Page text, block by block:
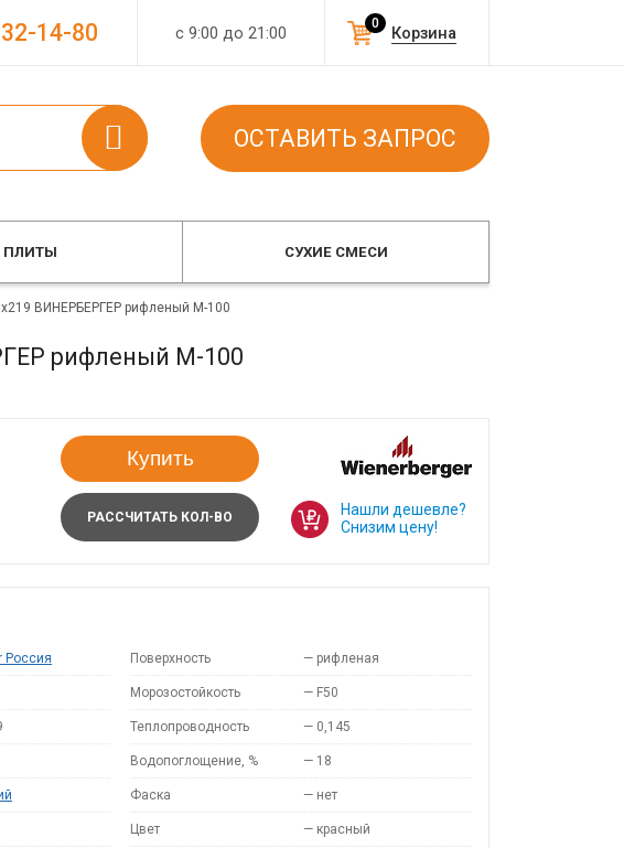
с 9:00 до 21:00 Корзина
0
14-80
ОСТАВИТЬ ЗАПРОС
ПЛИТЫ СУХИЕ СМЕСИ
ВИНЕРБЕРГЕР рифленый М-100
рифленый М-100
Купить
РАССЧИТАТЬ КОЛ-ВО
Нашли дешевле?
Снизим цену!
Россия Поверхность — рифленая
Морозостойкость — F50
Теплопроводность — 0,145
Водопоглощение, % — 18
Фаска — нет
Цвет — красный